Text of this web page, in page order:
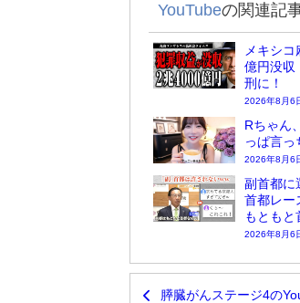
YouTubeの関連記
メキシ
億円没
刑に！
2026年8月6
Rちゃん
っぱ言っ
2026年8月6
副首都に
首都レー
もともと
2026年8月6
膵臓がんステージ4の